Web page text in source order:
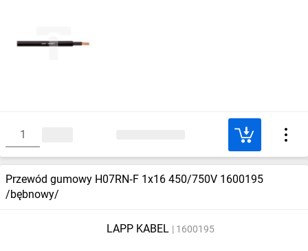
Przewód gumowy H07RN‑F 1x16 450/750V 1600195
/bębnowy/
LAPP KABEL 1600195